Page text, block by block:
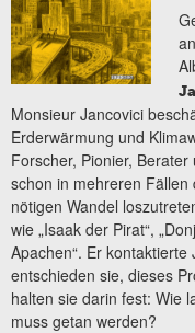
Monsieur Jancovici
Erderwärmung und
Forscher, Pionier,
schon in mehreren
nötigen Wandel
wie „Isaak der Pirat“,
Apachen“. Er
entschieden sie, dieses
halten sie darin fest: Wie
muss getan werden?